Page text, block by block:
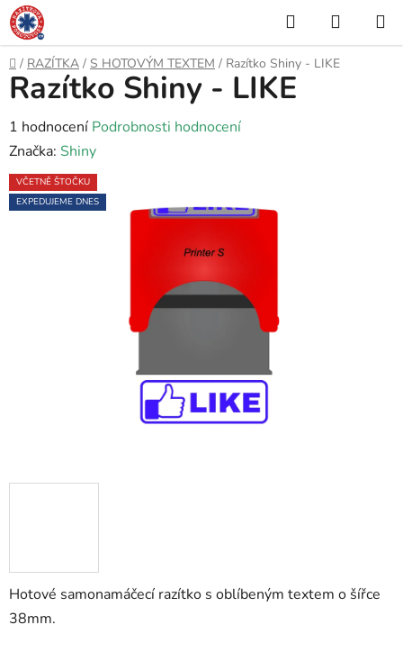
Přejít
na
obsah
Hledat
KOŠÍK
Domů
/ RAZÍTKA / S HOTOVÝM TEXTEM / Razítko Shiny - LIKE
Hotové samonamáčecí razítko s oblíbeným textem o šířce
38mm.
Razítko Shiny - LIKE
Průměrné
hodnocení
produktu
je
1 hodnocení Podrobnosti hodnocení
Značka: Shiny
VČETNĚ ŠTOČKU
EXPEDUJEME DNES